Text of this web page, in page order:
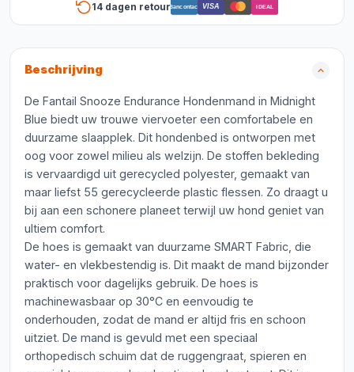
14 dagen retourBancontact VISA iDEAL
Beschrijving
De Fantail Snooze Endurance Hondenmand in Midnight
Blue biedt uw trouwe viervoeter een comfortabele en
duurzame slaapplek. Dit hondenbed is ontworpen met
oog voor zowel milieu als welzijn. De stoffen bekleding
is vervaardigd uit gerecycled polyester, gemaakt van
maar liefst 55 gerecycleerde plastic flessen. Zo draagt u
bij aan een schonere planeet terwijl uw hond geniet van
ultiem comfort.
De hoes is gemaakt van duurzame SMART Fabric, die
water- en vlekbestendig is. Dit maakt de mand bijzonder
praktisch voor dagelijks gebruik. De hoes is
machinewasbaar op 30°C en eenvoudig te
onderhouden, zodat de mand er altijd fris en schoon
uitziet. De mand is gevuld met een speciaal
orthopedisch schuim dat de ruggengraat, spieren en